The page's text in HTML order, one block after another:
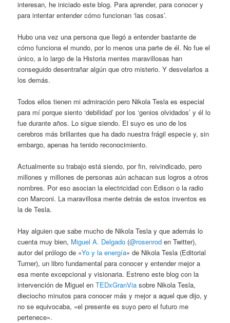
interesan, he iniciado este blog. Para aprender, para conocer y
para intentar entender cómo funcionan ‘las cosas’.
Hubo una vez una persona que llegó a entender bastante de
cómo funciona el mundo, por lo menos una parte de él. No fue el
único, a lo largo de la Historia mentes maravillosas han
conseguido desentrañar algún que otro misterio. Y desvelarlos a
los demás.
Todos ellos tienen mi admiración pero Nikola Tesla es especial
para mí porque siento ‘debilidad’ por los ‘genios olvidados’ y él lo
fue durante años. Lo sigue siendo. El suyo es uno de los
cerebros más brillantes que ha dado nuestra frágil especie y, sin
embargo, apenas ha tenido reconocimiento.
Actualmente su trabajo está siendo, por fin, reivindicado, pero
millones y millones de personas aún achacan sus logros a otros
nombres. Por eso asocian la electricidad con Edison o la radio
con Marconi. La maravillosa mente detrás de estos inventos es
la de Tesla.
Hay alguien que sabe mucho de Nikola Tesla y que además lo
cuenta muy bien, Miguel A. Delgado (@rosenrod en Twitter),
autor del prólogo de «Yo y la energía» de Nikola Tesla (Editorial
Turner), un libro fundamental para conocer y entender mejor a
esa mente excepcional y visionaria. Estreno este blog con la
intervención de Miguel enTEDxGranVia sobre Nikola Tesla,
dieciocho minutos para conocer más y mejor a aquel que dijo, y
no se equivocaba, «el presente es suyo pero el futuro me
pertenece».